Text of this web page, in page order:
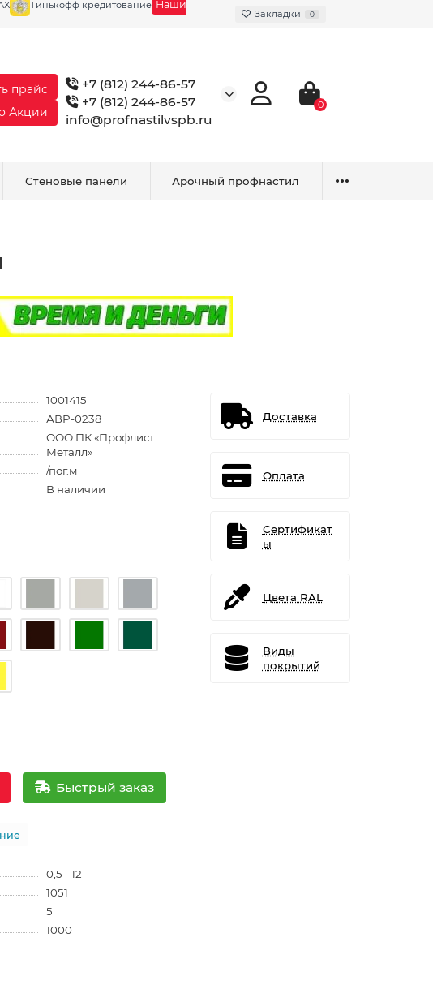
Тинькофф кредитование Наши
Закладки 0
прайс
Акции
+7 (812) 244-86-57
+7 (812) 244-86-57
info@profnastilvspb.ru
0
Стеновые панели Арочный профнастил
1001415
АВP-0238
ООО ПК «Профлист
Металл»
/пог.м
В наличии
Быстрый заказ
0,5 - 12
1051
5
1000
Доставка
Оплата
Сертификат
ы
Цвета RAL
Виды
покрытий